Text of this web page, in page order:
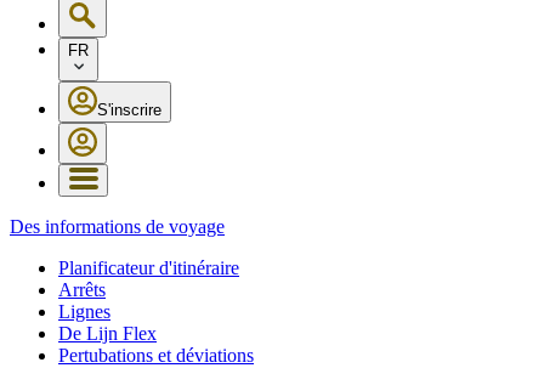
FR
S'inscrire
Des informations de voyage
Planificateur d'itinéraire
Arrêts
Lignes
De Lijn Flex
Pertubations et déviations